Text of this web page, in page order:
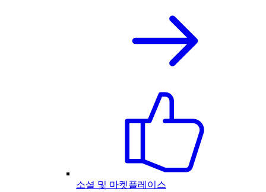
소셜 및 마켓플레이스